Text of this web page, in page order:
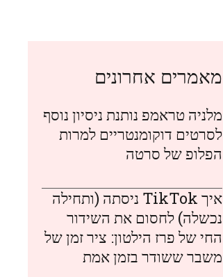
מאמרים אחרונים
מלניה טראמפ נותנת ניסיון נוסף
לסרטים דוקומנטריים למרות
הפלופ של סרטה
איך TikTok ניסתה (ותחילה
נכשלה) לחסום את השידור
החי של פרז הילטון: ציר זמן של
משבר ששודר בזמן אמת